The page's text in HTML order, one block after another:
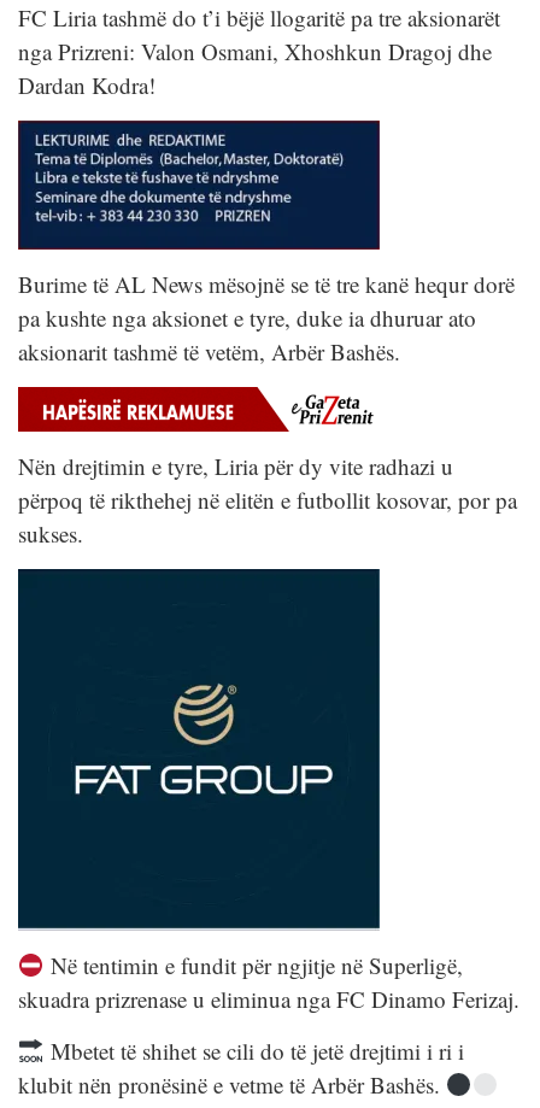
FC Liria tashmë do t’i bëjë llogaritë pa tre aksionarët
nga Prizreni: Valon Osmani, Xhoshkun Dragoj dhe
Dardan Kodra!
Burime të AL News mësojnë se të tre kanë hequr dorë
pa kushte nga aksionet e tyre, duke ia dhuruar ato
aksionarit tashmë të vetëm, Arbër Bashës.
Nën drejtimin e tyre, Liria për dy vite radhazi u
përpoq të rikthehej në elitën e futbollit kosovar, por pa
sukses.
Në tentimin e fundit për ngjitje në Superligë,
skuadra prizrenase u eliminua nga FC Dinamo Ferizaj.
Mbetet të shihet se cili do të jetë drejtimi i ri i
klubit nën pronësinë e vetme të Arbër Bashës.